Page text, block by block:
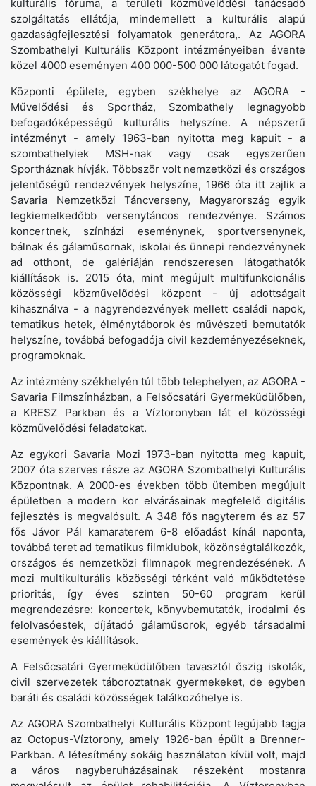
kulturális fóruma, a területi közművelődési tanácsadó
szolgáltatás ellátója, mindemellett a kulturális alapú
gazdaságfejlesztési folyamatok generátora,. Az AGORA
Szombathelyi Kulturális Központ intézményeiben évente
közel 4000 eseményen 400 000-500 000 látogatót fogad.
Központi épülete, egyben székhelye az AGORA -
Művelődési és Sportház, Szombathely legnagyobb
befogadóképességű kulturális helyszíne. A népszerű
intézményt - amely 1963-ban nyitotta meg kapuit - a
szombathelyiek MSH-nak vagy csak egyszerűen
Sportháznak hívják. Többször volt nemzetközi és országos
jelentőségű rendezvények helyszíne, 1966 óta itt zajlik a
Savaria Nemzetközi Táncverseny, Magyarország egyik
legkiemelkedőbb versenytáncos rendezvénye. Számos
koncertnek, színházi eseménynek, sportversenynek,
bálnak és gálaműsornak, iskolai és ünnepi rendezvénynek
ad otthont, de galériáján rendszeresen látogathatók
kiállítások is. 2015 óta, mint megújult multifunkcionális
közösségi közművelődési központ - új adottságait
kihasználva - a nagyrendezvények mellett családi napok,
tematikus hetek, élménytáborok és művészeti bemutatók
helyszíne, továbbá befogadója civil kezdeményezéseknek,
programoknak.
Az intézmény székhelyén túl több telephelyen, az AGORA -
Savaria Filmszínházban, a Felsőcsatári Gyermeküdülőben,
a KRESZ Parkban és a Víztoronyban lát el közösségi
közművelődési feladatokat.
Az egykori Savaria Mozi 1973-ban nyitotta meg kapuit,
2007 óta szerves része az AGORA Szombathelyi Kulturális
Központnak. A 2000-es években több ütemben megújult
épületben a modern kor elvárásainak megfelelő digitális
fejlesztés is megvalósult. A 348 fős nagyterem és az 57
fős Jávor Pál kamaraterem 6-8 előadást kínál naponta,
továbbá teret ad tematikus filmklubok, közönségtalálkozók,
országos és nemzetközi filmnapok megrendezésének. A
mozi multikulturális közösségi térként való működtetése
prioritás, így éves szinten 50-60 program kerül
megrendezésre: koncertek, könyvbemutatók, irodalmi és
felolvasóestek, díjátadó gálaműsorok, egyéb társadalmi
események és kiállítások.
A Felsőcsatári Gyermeküdülőben tavasztól őszig iskolák,
civil szervezetek táboroztatnak gyermekeket, de egyben
baráti és családi közösségek találkozóhelye is.
Az AGORA Szombathelyi Kulturális Központ legújabb tagja
az Octopus-Víztorony, amely 1926-ban épült a Brenner-
Parkban. A létesítmény sokáig használaton kívül volt, majd
a város nagyberuházásainak részeként mostanra